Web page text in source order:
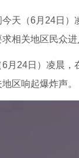
今天（6月24日
求相关地区民众
月24日）凌晨
区响起爆炸声。